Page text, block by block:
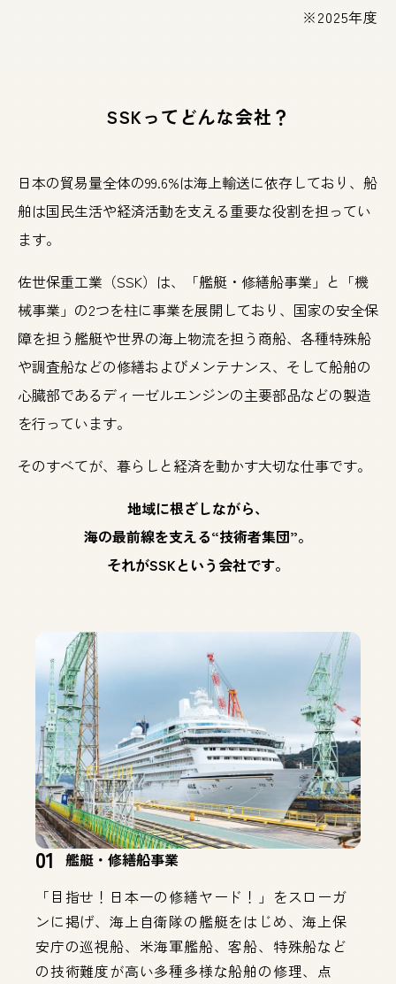
※2025年度
SSKってどんな会社？
日本の貿易量全体の99.6%は海上輸送に依存しており、 船
舶は国民生活や経済活動を支える重要な役割を担ってい
ます。
佐世保重工業（SSK）は、「艦艇・修繕船事業」と「機
械事業」の2つを柱に事業を展開しており、 国家の安全保
障を担う艦艇や世界の海上物流を担う商船、各種特殊船
や調査船などの修繕およびメンテナンス、 そして船舶の
心臓部であるディーゼルエンジンの主要部品などの製造
を行っています。
そのすべてが、暮らしと経済を動かす大切な仕事です。
地域に根ざしながら、
海の最前線を支える“技術者集団”。
それがSSKという会社です。
01 艦艇・修繕船事業
「目指せ！日本一の修繕ヤード！」をスローガ
ンに掲げ、海上自衛隊の艦艇をはじめ、海上保
安庁の巡視船、米海軍艦船、客船、特殊船など
の技術難度が高い多種多様な船舶の修理、点